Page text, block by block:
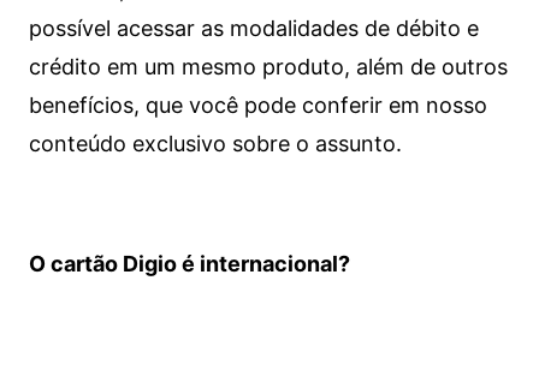
possível acessar as modalidades de débito e
crédito em um mesmo produto, além de outros
benefícios, que você pode conferir em nosso
conteúdo exclusivo sobre o assunto.
O cartão Digio é internacional?